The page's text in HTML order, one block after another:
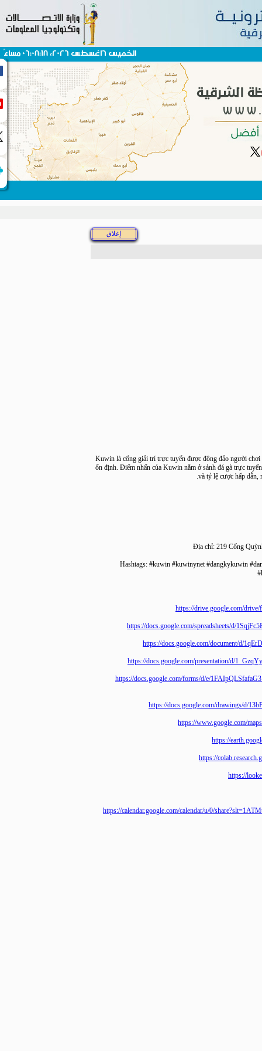
الخميس 6اغسطس 2026، 06:08:18 مساءً
Kuwin là cổng giải trí trực tuyến được đông đảo người
ổn định. Điểm nhấn của Kuwin nằm ở sảnh đá gà trực
và tỷ lệ cược hấp
Địa chỉ: 219 Cống
Hashtags: #kuwin #kuwinynet
https://drive.google.com/
https://docs.google.com/spreadsheets/d/
https://docs.google.com/document/d/
https://docs.google.com/presentation/d/
https://docs.google.com/forms/d/e/
https://docs.google.com/drawings/
https://
https://
https://
https://
https://calendar.google.com/calendar/u/0/